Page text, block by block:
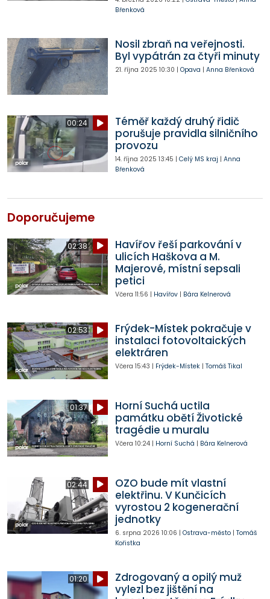
Břenková
Nosil zbraň na veřejnosti.
Byl vypátrán za čtyři minuty
21. října 2025 10:30 | Opava | Anna Břenková
00:24
Téměř každý druhý řidič
porušuje pravidla silničního
provozu
14. října 2025 13:45 | Celý MS kraj | Anna
Břenková
Doporučujeme
02:38
Havířov řeší parkování v
ulicích Haškova a M.
Majerové, místní sepsali
petici
Včera 11:56 | Havířov| Bára Kelnerová
02:53
Frýdek-Místek pokračuje v
instalaci fotovoltaických
elektráren
Včera 15:43 | Frýdek-Místek| Tomáš Tikal
01:37
Horní Suchá uctila
památku obětí Životické
tragédie u muralu
Včera 10:24| Horní Suchá | Bára Kelnerová
02:44
OZO bude mít vlastní
elektřinu. V Kunčicích
vyrostou 2 kogenerační
jednotky
6. srpna 2026 10:06 | Ostrava-město| Tomáš
Kořistka
01:20
Zdrogovaný a opilý muž
vylezl bez jištění na